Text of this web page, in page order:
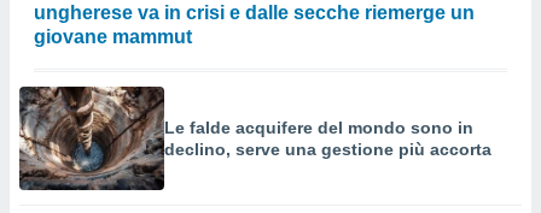
ungherese va in crisi e dalle secche riemerge un
giovane mammut
Le falde acquifere del mondo sono in
declino, serve una gestione più accorta